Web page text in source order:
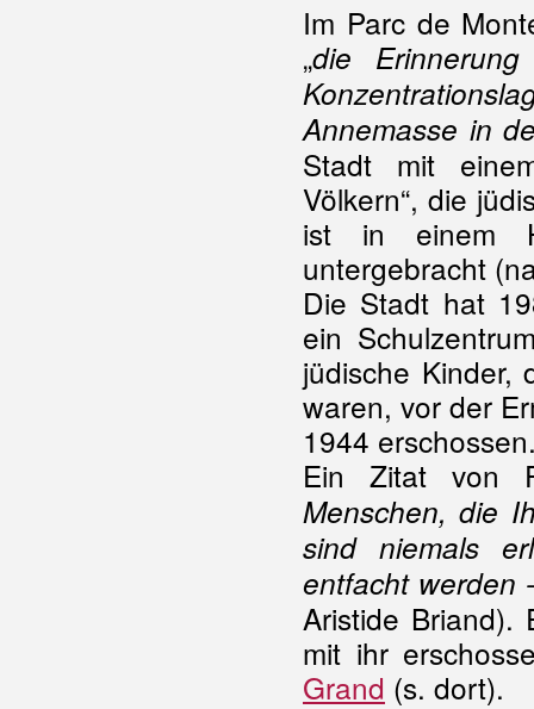
Im Parc de
„die
Annemasse in
Stadt mit
Völkern“, die
ist in einem
untergebracht
Die Stadt hat
ein
jüdische Kinder,
waren, vor der
1944
Ein Zitat von
Menschen, die
sind niemals
entfacht werden
Aristide
mit ihr
Grand (s. dort).